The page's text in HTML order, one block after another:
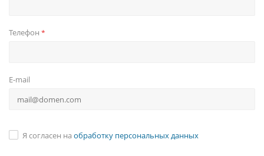
Телефон *
E-mail
Я согласен на обработку персональных данных